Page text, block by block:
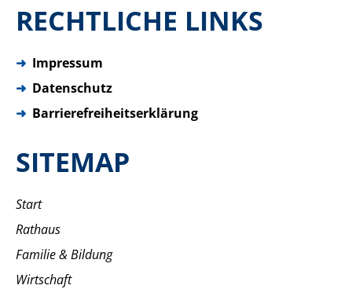
RECHTLICHE LINKS
➜ Impressum
➜ Datenschutz
➜ Barrierefreiheitserklärung
SITEMAP
Start
Rathaus
Familie & Bildung
Wirtschaft